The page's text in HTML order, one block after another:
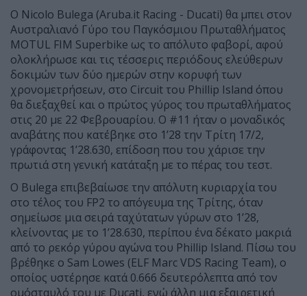
Ο Nicolo Bulega (Aruba.it Racing - Ducati) θα μπει στον
Αυστραλιανό Γύρο του Παγκόσμιου Πρωταθλήματος
MOTUL FIM Superbike ως το απόλυτο φαβορί, αφού
ολοκλήρωσε και τις τέσσερις περιόδους ελεύθερων
δοκιμών των δύο ημερών στην κορυφή των
χρονομετρήσεων, στο Circuit του Phillip Island όπου
θα διεξαχθεί και ο πρώτος γύρος του πρωταθλήματος
στις 20 με 22 Φεβρουαρίου. Ο #11 ήταν ο μοναδικός
αναβάτης που κατέβηκε στο 1’28 την Τρίτη 17/2,
γράφοντας 1’28.630, επίδοση που του χάρισε την
πρωτιά στη γενική κατάταξη με το πέρας του τεστ.
Ο Bulega επιβεβαίωσε την απόλυτη κυριαρχία του
στο τέλος του FP2 το απόγευμα της Τρίτης, όταν
σημείωσε μια σειρά ταχύτατων γύρων στο 1’28,
κλείνοντας με το 1’28.630, περίπου ένα δέκατο μακριά
από το ρεκόρ γύρου αγώνα του Phillip Island. Πίσω του
βρέθηκε ο Sam Lowes (ELF Marc VDS Racing Team), ο
οποίος υστέρησε κατά 0.666 δευτερόλεπτα από τον
ομόσταυλό του με Ducati, ενώ άλλη μια εξαιρετική